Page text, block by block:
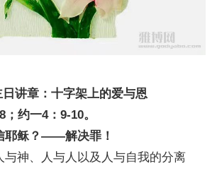
日讲章：十字架上的爱与恩
约一4：9-10。
耶稣？——解决罪！
神、人与人以及人与自我的分离